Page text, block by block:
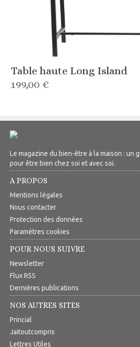
Table haute Long Island
199,00 €
Le magazine du bien-être à la maison : un
pour être bien chez soi et avec soi.
A PROPOS
Mentions légales
Nous contacter
Protection des données
Paramètres cookies
POUR NOUS SUIVRE
Newsletter
Flux RSS
Dernières publications
NOS AUTRES SITES
Princial
Jaitoutcompris
Lettres Utiles